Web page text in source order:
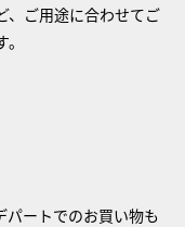
、ご用途に合わせてご
ートでのお買い物も